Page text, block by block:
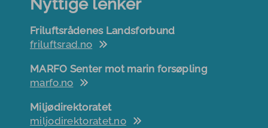
Nyttige lenker
Friluftsrådenes Landsforbund
friluftsrad.no
MARFO Senter mot marin forsøpling
marfo.no
Miljødirektoratet
miljodirektoratet.no